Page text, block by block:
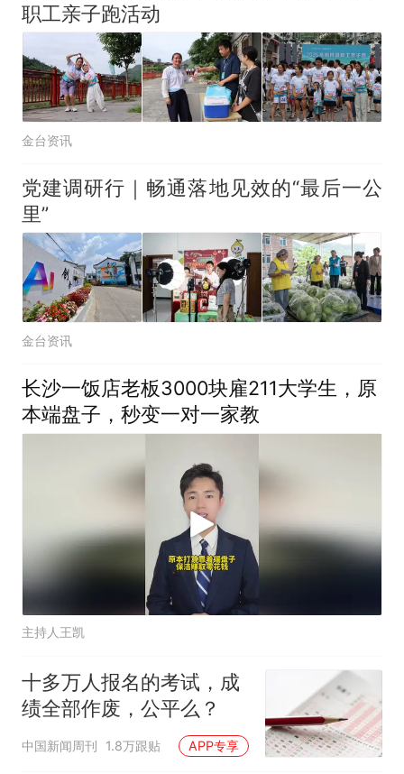
职工亲子跑活动
金台资讯
党建调研行｜畅通落地见效的“最后一公
里”
金台资讯
长沙一饭店老板3000块雇211大学生，原
本端盘子，秒变一对一家教
主持人王凯
十多万人报名的考试，成
绩全部作废，公平么？
中国新闻周刊 1.8万跟贴 APP专享